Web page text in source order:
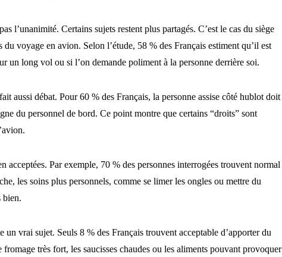
l’unanimité. Certains sujets restent plus partagés. C’est le cas du siège
du voyage en avion. Selon l’étude, 58 % des Français estiment qu’il est
un long vol ou si l’on demande poliment à la personne derrière soi.
aussi débat. Pour 60 % des Français, la personne assise côté hublot doit
du personnel de bord. Ce point montre que certains “droits” sont
acceptées. Par exemple, 70 % des personnes interrogées trouvent normal
les soins plus personnels, comme se limer les ongles ou mettre du
bien.
vrai sujet. Seuls 8 % des Français trouvent acceptable d’apporter du
très fort, les saucisses chaudes ou les aliments pouvant provoquer